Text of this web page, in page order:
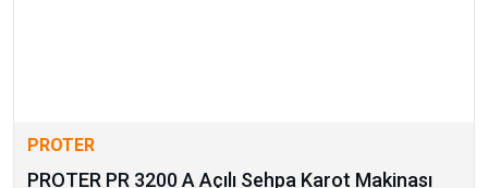
PROTER
PROTER PR 3200 A Açılı Sehpa Karot Makinası